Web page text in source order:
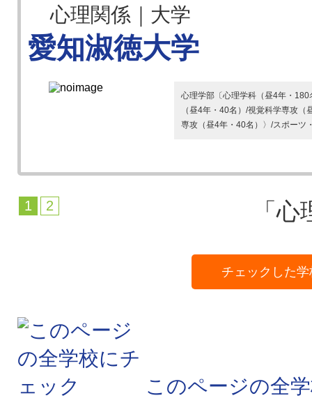
心理関係｜大学
愛知淑徳大学
心理学部〔心理学科（昼4年・
（昼4年・40名）/視覚科学専攻
専攻（昼4年・40名）〉/スポーツ
1 2 「
チェックした
このページの全